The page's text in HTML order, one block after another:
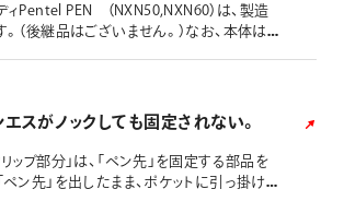
ィPentel PEN （NXN50,NXN60）は、製造
。（後継品はございません。）なお、本体は製
エスがノックしても固定されない。
ップ部分」は、「ペン先」を固定する部品を
ン先」を出したまま、ポケットに引っ掛けて